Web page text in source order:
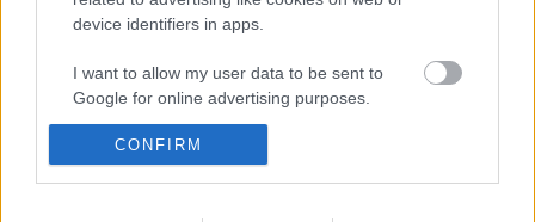
device identifiers in apps.
I want to allow my user data to be sent to
Google for online advertising purposes.
I want to allow Google to send me
personalized advertising.
CONFIRM
Kuba Hangja Magyarországon:
KÜLKAPCSOLATAIBA
Kína ismételten felszólította az Amerikai Egyesült
Államokat, hogy hagyjon fel más országok
kapcsolatainak rágalmazásával és a beavatkozással,
valamint vonja vissza a Kubával szemben alkalmazott